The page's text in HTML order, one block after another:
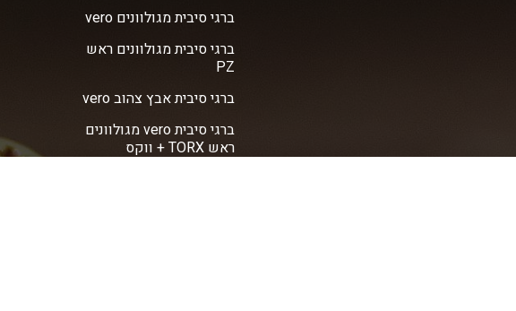
ברגי סיבית מגולוונים vero
ברגי סיבית מגולוונים ראש
PZ
ברגי סיבית אבץ צהוב vero
ברגי סיבית vero מגולוונים
ראש TORX + ווקס